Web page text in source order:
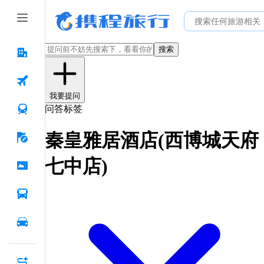
搜索
我要提问
问答标签
秦皇雅居酒店(西博城天府
七中店)